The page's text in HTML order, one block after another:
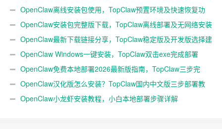
教程OpenClaw离线安装包使用，TopClaw预置环境及快速恢复功
能 OpenClaw安装包完整版下载，TopClaw离线部署及无网络安装
方案OpenClaw最新下载链接分享，TopClaw稳定版及开发版选择建
议 OpenClaw Windows一键安装，TopClaw双击exe完成部署
OpenClaw免费本地部署2026最新版指南，TopClaw三步完
成！OpenClaw汉化版怎么安装？TopClaw国内中文版三步部署教
程！OpenClaw小龙虾安装教程，小白本地部署步骤详解